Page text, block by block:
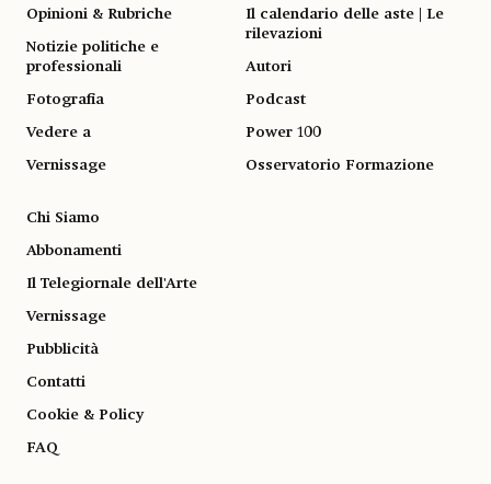
Opinioni & Rubriche
Notizie politiche e
professionali
Fotografia
Vedere a
Vernissage
Il calendario delle aste | Le
rilevazioni
Autori
Podcast
Power 100
Osservatorio Formazione
Chi Siamo
Abbonamenti
Il Telegiornale dell'Arte
Vernissage
Pubblicità
Contatti
Cookie & Policy
FAQ